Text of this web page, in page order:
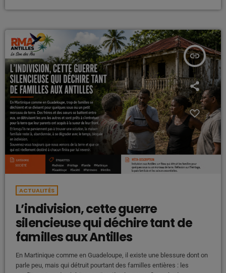
insert_link
ACTUALITÉS
L’indivision, cette guerre
silencieuse qui déchire tant de
familles aux Antilles
En Martinique comme en Guadeloupe, il existe une blessure dont on
parle peu, mais qui détruit pourtant des familles entières : les